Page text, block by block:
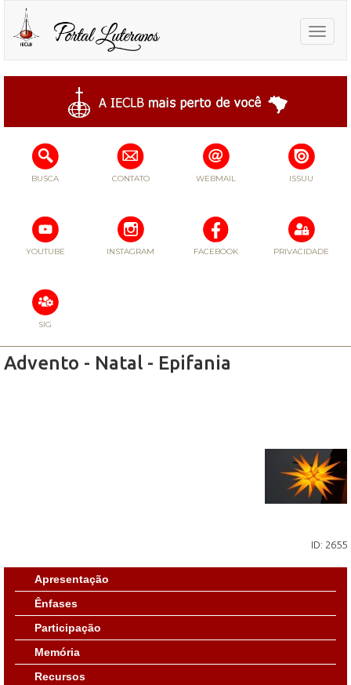
Toggle
BUSCA CONTATO WEBMAIL ISSUU
YOUTUBE INSTAGRAM FACEBOOK PRIVACIDADE
SIG
Advento - Natal - Epifania
ID: 2655
Apresentação
Ênfases
Participação
Memória
Recursos